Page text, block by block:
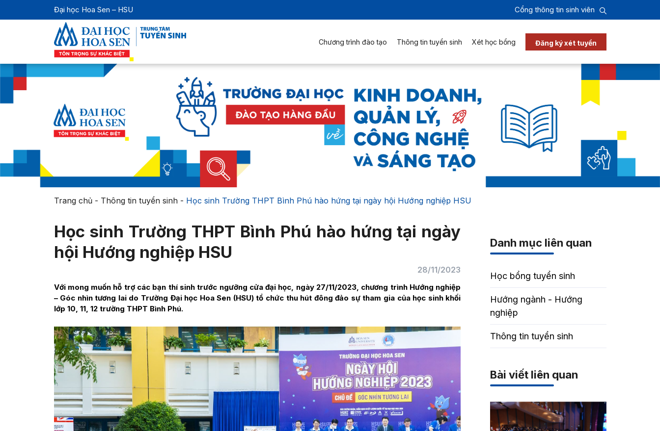
Đại học Hoa Sen – HSU Cổng thông tin sinh viên
Chương trình đào tạo Thông tin tuyển sinh Xét học bổng Đăng ký xét tuyển
Trang chủ- Thông tin tuyển sinh- Học sinh Trường THPT Bình Phú hào hứng tại ngày hội Hướng nghiệp HSU
Học sinh Trường THPT Bình Phú hào hứng tại ngày
hội Hướng nghiệp HSU
28/11/2023
Với mong muốn hỗ trợ các bạn thí sinh trước ngưỡng cửa đại học, ngày 27/11/2023, chương trình Hướng nghiệp
– Góc nhìn tương lai do Trường Đại học Hoa Sen (HSU) tổ chức thu hút đông đảo sự tham gia của học sinh khối
lớp 10, 11, 12 trường THPT Bình Phú.
Danh mục liên quan
Học bổng tuyển sinh
Hướng ngành - Hướng
nghiệp
Thông tin tuyển sinh
Bài viết liên quan